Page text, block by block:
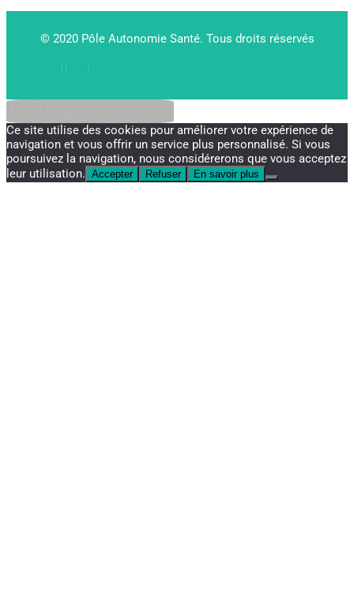
© 2020 Pôle Autonomie Santé. Tous droits réservés
Ce site utilise des cookies pour améliorer votre expérience de
navigation et vous offrir un service plus personnalisé. Si vous
poursuivez la navigation, nous considérerons que vous acceptez
leur utilisation. Accepter Refuser En savoir plus